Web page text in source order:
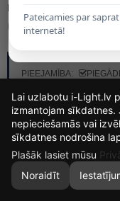
MODELIS:
66.80€
PIEEJAMĪBA:
Pateicamies par
internetā!
15
DIENAS
12
Lai uzlabotu i-Light.lv
izmantojam
nepieciešamās vai
sīkdatnes nodrošina
Plašāk lasiet mūsu
Noraidīt